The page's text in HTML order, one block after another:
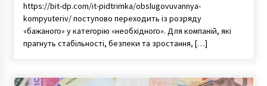
https://bit-dp.com/it-pidtrimka/obslugovuvannya-
kompyuteriv/ поступово переходить із розряду
«бажаного» у категорію «необхідного». Для компаній, які
прагнуть стабільності, безпеки та зростання, […]